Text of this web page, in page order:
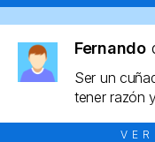
Fernando
Ser un
tener razón